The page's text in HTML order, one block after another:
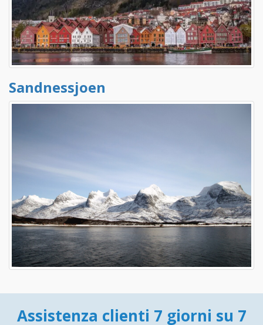
Sandnessjoen
Assistenza clienti 7 giorni su 7